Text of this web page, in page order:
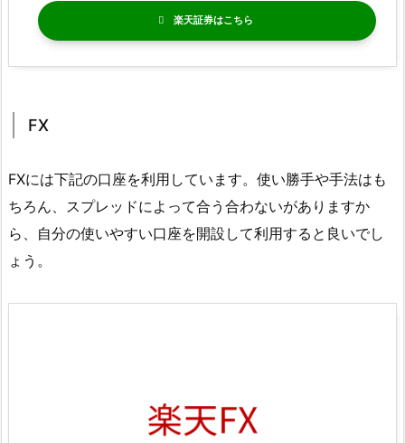
楽天証券
FX
FXには下記の口座を利用しています。使い勝手や手法はも
ちろん、スプレッドによって合う合わないがありますか
ら、自分の使いやすい口座を開設して利用すると良いでし
ょう。